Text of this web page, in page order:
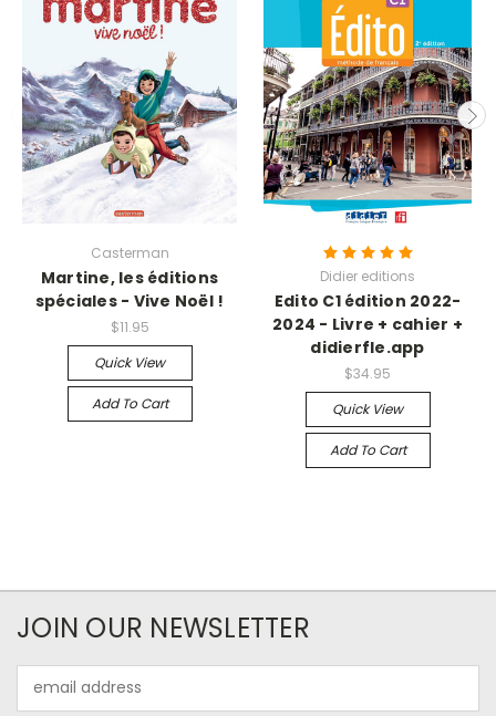
Casterman
Martine, les éditions
spéciales - Vive Noël !
$11.95
Quick View
Add To Cart
Didier editions
Edito C1 édition 2022-
2024 - Livre + cahier +
didierfle.app
$34.95
Quick View
Add To Cart
JOIN OUR NEWSLETTER
Address